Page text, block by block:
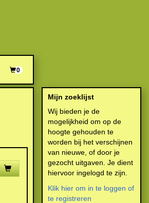
0
Mijn zoeklijst
Wij bieden je de
mogelijkheid om op de
hoogte gehouden te
worden bij het verschijnen
van nieuwe, of door je
gezocht uitgaven. Je dient
hiervoor ingelogd te zijn.
Klik hier om in te loggen of
te registreren